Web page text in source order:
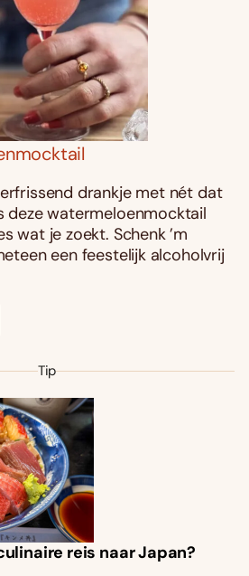
drankje met nét dat
deze watermeloenmocktail
wat je zoekt. Schenk ’m
een feestelijk alcoholvrij
Tip
reis naar Japan?